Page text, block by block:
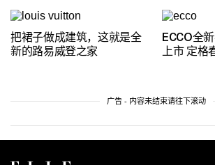
把裙子做成建筑，这就是全
新的路易威登之家
ECCO全
上市 定格
广告 - 内容未结束请往下滚动